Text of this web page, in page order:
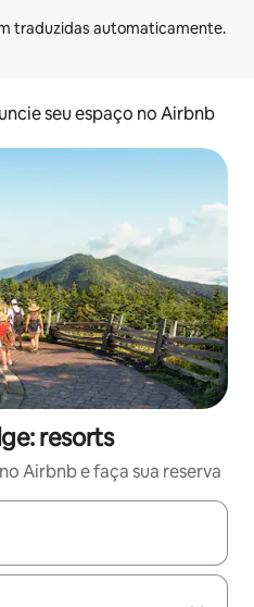
seu espaço no Airbnb
resorts
Airbnb e faça sua reserva
disponíveis, explore-os